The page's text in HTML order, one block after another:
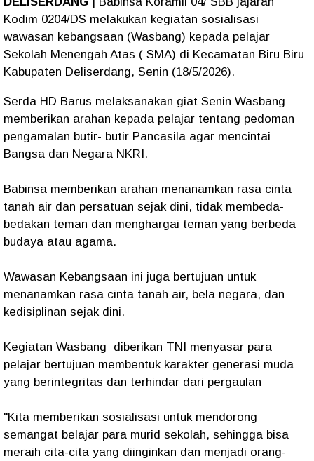
Kodim 0204/DS melakukan kegiatan sosialisasi
wawasan kebangsaan (Wasbang) kepada pelajar
Sekolah Menengah Atas ( SMA) di Kecamatan Biru Biru
Kabupaten Deliserdang, Senin (18/5/2026).
Serda HD Barus melaksanakan giat Senin Wasbang
memberikan arahan kepada pelajar tentang pedoman
pengamalan butir- butir Pancasila agar mencintai
Bangsa dan Negara NKRI.
Babinsa memberikan arahan menanamkan rasa cinta
tanah air dan persatuan sejak dini, tidak membeda-
bedakan teman dan menghargai teman yang berbeda
budaya atau agama.
Wawasan Kebangsaan ini juga bertujuan untuk
menanamkan rasa cinta tanah air, bela negara, dan
kedisiplinan sejak dini.
Kegiatan Wasbang diberikan TNI menyasar para
pelajar bertujuan membentuk karakter generasi muda
yang berintegritas dan terhindar dari pergaulan
"Kita memberikan sosialisasi untuk mendorong
semangat belajar para murid sekolah, sehingga bisa
meraih cita-cita yang diinginkan dan menjadi orang-